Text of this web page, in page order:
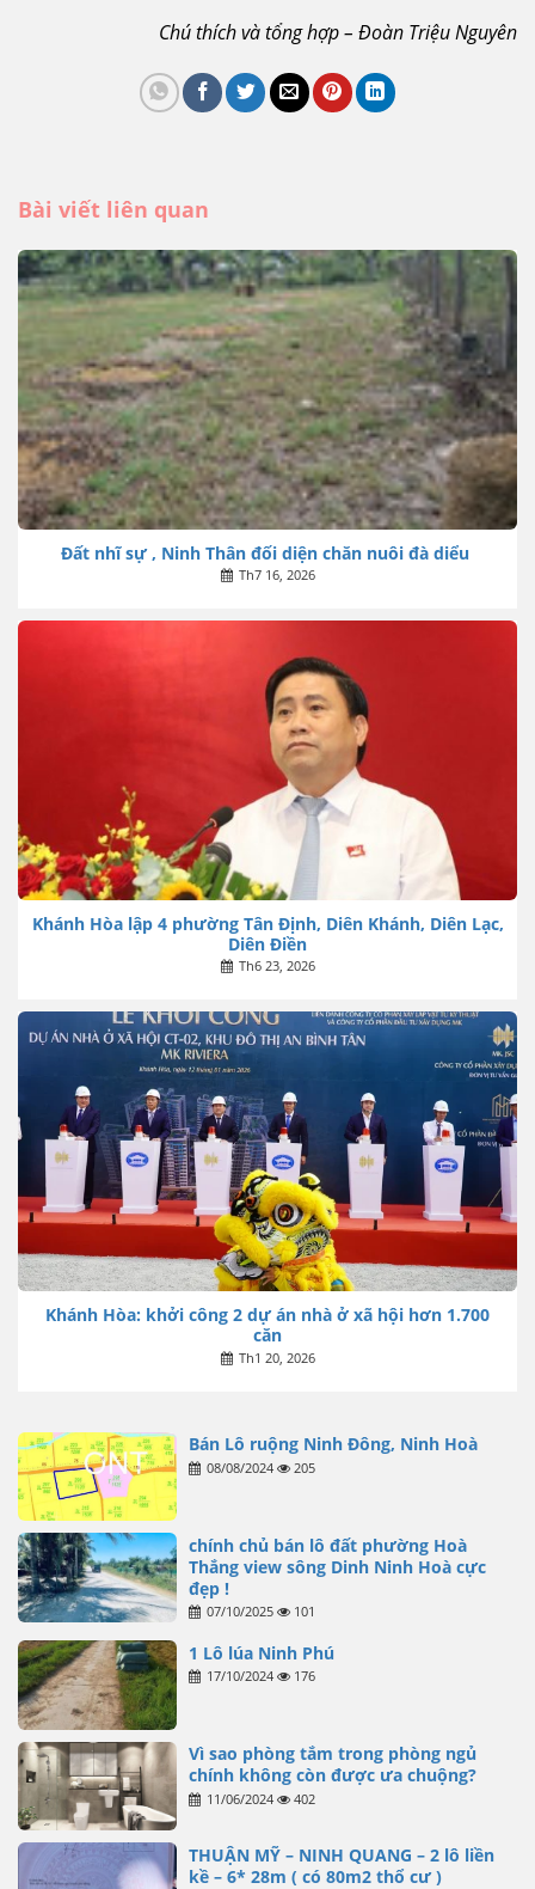
Chú thích và tổng hợp – Đoàn Triệu Nguyên
Bài viết liên quan
Đất nhĩ sự , Ninh Thân đối diện chăn nuôi đà diểu
Th7 16, 2026
Khánh Hòa lập 4 phường Tân Định, Diên Khánh, Diên Lạc,
Diên Điền
Th6 23, 2026
Khánh Hòa: khởi công 2 dự án nhà ở xã hội hơn 1.700
căn
Th1 20, 2026
Bán Lô ruộng Ninh Đông, Ninh Hoà
08/08/2024 205
chính chủ bán lô đất phường Hoà
Thắng view sông Dinh Ninh Hoà cực
đẹp !
07/10/2025 101
1 Lô lúa Ninh Phú
17/10/2024 176
Vì sao phòng tắm trong phòng ngủ
chính không còn được ưa chuộng?
11/06/2024 402
THUẬN MỸ – NINH QUANG – 2 lô liền
kề – 6* 28m ( có 80m2 thổ cư )